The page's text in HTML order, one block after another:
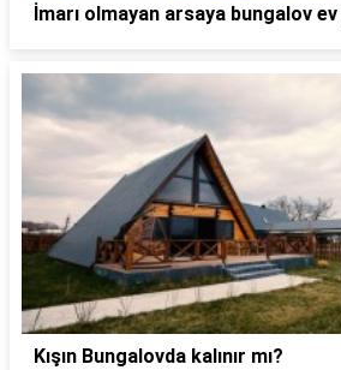
İmarı olmayan arsaya bungalov ev
Kışın Bungalovda kalınır mı?